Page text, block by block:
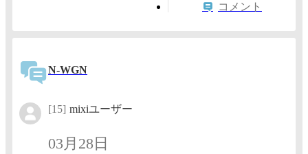
コメント
N-WGN
[15] mixiユーザー
03月28日